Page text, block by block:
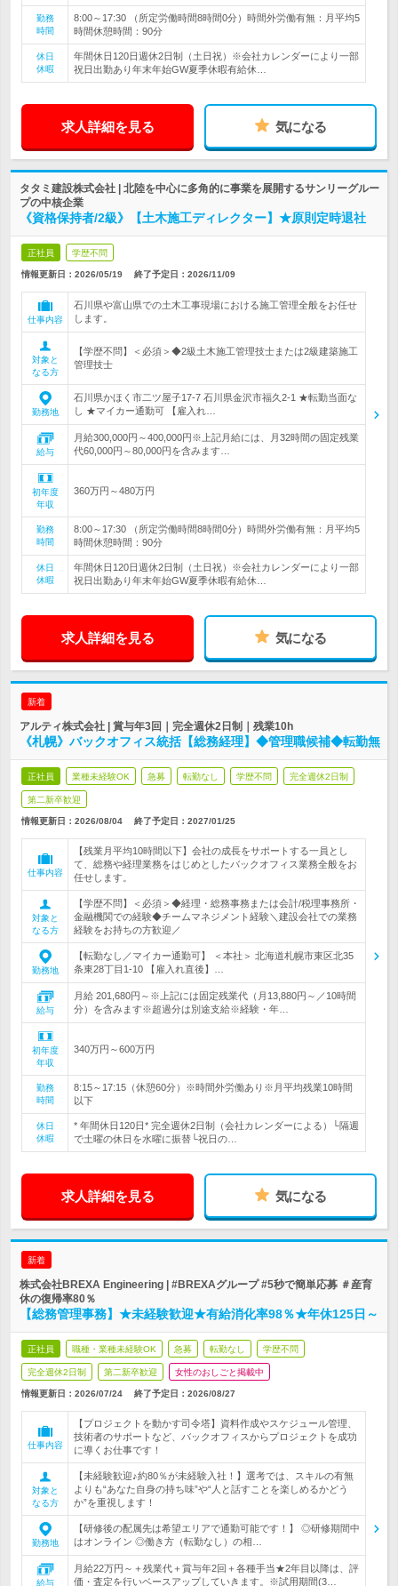
勤務
時間
8:00～17:30 （所定労働時間8時間0分）時間外労働有無：月平均5
時間休憩時間：90分
休日
休暇
年間休日120日週休2日制（土日祝）※会社カレンダーにより一部
祝日出勤あり年末年始GW夏季休暇有給休…
求人詳細を見る 気になる
タタミ建設株式会社 | 北陸を中心に多角的に事業を展開するサンリーグルー
プの中核企業
《資格保持者/2級》【土木施工ディレクター】★原則定時退社
正社員 学歴不問
情報更新日：2026/05/19 終了予定日： 2026/11/09
仕事内容
石川県や富山県での土木工事現場における施工管理全般をお任せ
します。
対象と
なる方
【学歴不問】＜必須＞◆2級土木施工管理技士または2級建築施工
管理技士
勤務地
石川県かほく市二ツ屋子17-7 石川県金沢市福久2-1 ★転勤当面な
し ★マイカー通勤可 【雇入れ…
給与
月給300,000円～400,000円※上記月給には、月32時間の固定残業
代60,000円～80,000円を含みます…
初年度
年収
360万円～480万円
勤務
時間
8:00～17:30 （所定労働時間8時間0分）時間外労働有無：月平均5
時間休憩時間：90分
休日
休暇
年間休日120日週休2日制（土日祝）※会社カレンダーにより一部
祝日出勤あり年末年始GW夏季休暇有給休…
求人詳細を見る 気になる
新着
アルティ株式会社 | 賞与年3回｜完全週休2日制｜残業10h
《札幌》バックオフィス統括【総務経理】◆管理職候補◆転勤無
正社員 業種未経験OK 急募 転勤なし 学歴不問 完全週休2日制
第二新卒歓迎
情報更新日：2026/08/04 終了予定日： 2027/01/25
仕事内容
【残業月平均10時間以下】会社の成長をサポートする一員とし
て、総務や経理業務をはじめとしたバックオフィス業務全般をお
任せします。
対象と
なる方
【学歴不問】＜必須＞◆経理・総務事務または会計/税理事務所・
金融機関での経験◆チームマネジメント経験＼建設会社での業務
経験をお持ちの方歓迎／
勤務地
【転勤なし／マイカー通勤可】 ＜本社＞ 北海道札幌市東区北35
条東28丁目1-10 【雇入れ直後】…
給与
月給 201,680円～※上記には固定残業代（月13,880円～／10時間
分）を含みます※超過分は別途支給※経験・年…
初年度
年収
340万円～600万円
勤務
時間
8:15～17:15（休憩60分）※時間外労働あり※月平均残業10時間
以下
休日
休暇
* 年間休日120日* 完全週休2日制（会社カレンダーによる）└隔週
で土曜の休日を水曜に振替└祝日の…
求人詳細を見る 気になる
新着
株式会社BREXA Engineering | #BREXAグループ #5秒で簡単応募 ＃産育
休の復帰率80％
【総務管理事務】★未経験歓迎★有給消化率98％★年休125日～
正社員 職種・業種未経験OK 急募 転勤なし 学歴不問
完全週休2日制 第二新卒歓迎 女性のおしごと掲載中
情報更新日：2026/07/24 終了予定日： 2026/08/27
仕事内容
【プロジェクトを動かす司令塔】資料作成やスケジュール管理、
技術者のサポートなど、バックオフィスからプロジェクトを成功
に導くお仕事です！
対象と
なる方
【未経験歓迎♪約80％が未経験入社！】選考では、スキルの有無
よりも“あなた自身の持ち味”や“人と話すことを楽しめるかどう
か”を重視します！
勤務地
【研修後の配属先は希望エリアで通勤可能です！】 ◎研修期間中
はオンライン ◎働き方（転勤なし）の相…
給与
月給22万円～＋残業代＋賞与年2回＋各種手当★2年目以降は、評
価・査定を行いベースアップしていきます。※試用期間(3…